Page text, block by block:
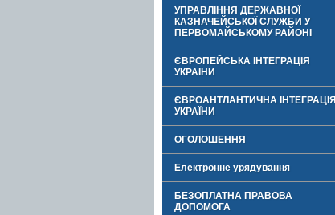
УПРАВЛІННЯ ДЕРЖАВНОЇ
КАЗНАЧЕЙСЬКОЇ СЛУЖБИ У
ПЕРВОМАЙСЬКОМУ РАЙОНІ
ЄВРОПЕЙСЬКА ІНТЕГРАЦІЯ
УКРАЇНИ
ЄВРОАНТЛАНТИЧНА ІНТЕГРАЦІЯ
УКРАЇНИ
ОГОЛОШЕННЯ
Електронне урядування
БЕЗОПЛАТНА ПРАВОВА
ДОПОМОГА